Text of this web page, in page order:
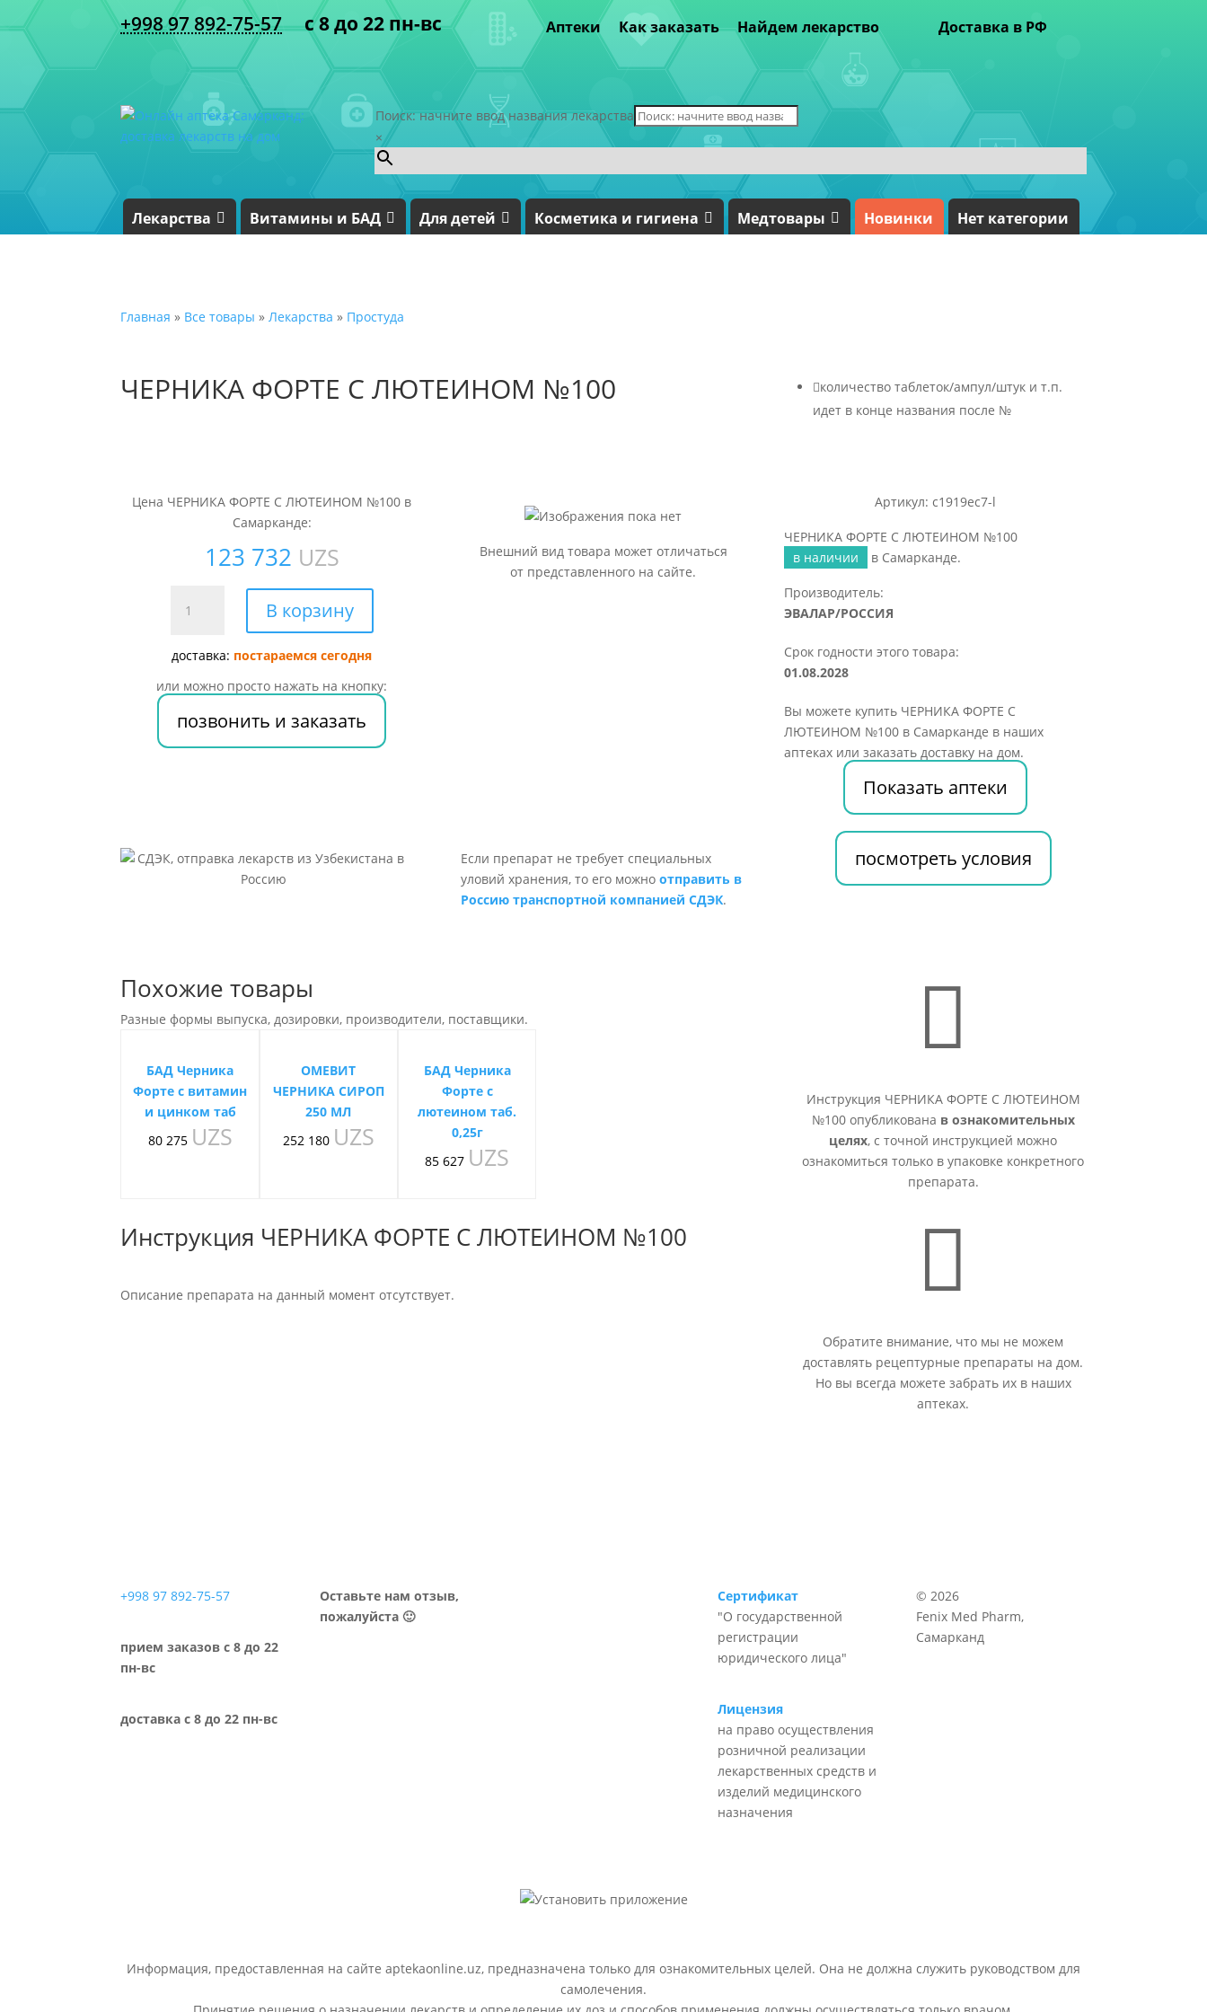
+998 97 892-75-57 с 8 до 22 пн-вс Аптеки Как заказать Найдем лекарство Доставка в РФ
Поиск: начните ввод названия лекарства
×
Лекарства Витамины и БАД Для детей Косметика и гигиена Медтовары Новинки Нет категории
Главная » Все товары » Лекарства » Простуда
ЧЕРНИКА ФОРТЕ С ЛЮТЕИНОМ №100 количество таблеток/ампул/штук и т.п.
идет в конце названия после №
Цена ЧЕРНИКА ФОРТЕ С ЛЮТЕИНОМ №100 в
Самарканде:
123 732 UZS
товара
ФОРТЕ
ЛЮТЕИНОМ
№100
В корзину
доставка: постараемся сегодня
или можно просто нажать на кнопку:
позвонить и заказать
Внешний вид товара может отличаться
от представленного на сайте.
Артикул: c1919ec7-l
ЧЕРНИКА ФОРТЕ С ЛЮТЕИНОМ №100
в наличии
в Самарканде.
Производитель:
ЭВАЛАР/РОССИЯ
Срок годности этого товара:
01.08.2028
Вы можете купить ЧЕРНИКА ФОРТЕ С
ЛЮТЕИНОМ №100 в Самарканде в наших
аптеках или заказать доставку на дом.
Показать аптеки
Если препарат не требует специальных
уловий хранения, то его можно отправить в
Россию транспортной компанией СДЭК.
посмотреть условия
Похожие товары
Разные формы выпуска, дозировки, производители, поставщики.
БАД Черника
Форте с витамин
и цинком таб
80 275 UZS
ОМЕВИТ
ЧЕРНИКА СИРОП
250 МЛ
252 180 UZS
БАД Черника
Форте с
лютеином таб.
0,25г
85 627 UZS
Инструкция ЧЕРНИКА ФОРТЕ С ЛЮТЕИНОМ №100
Описание препарата на данный момент отсутствует.

Инструкция ЧЕРНИКА ФОРТЕ С ЛЮТЕИНОМ
№100 опубликована в ознакомительных
целях, с точной инструкцией можно
ознакомиться только в упаковке конкретного
препарата.

Обратите внимание, что мы не можем
доставлять рецептурные препараты на дом.
Но вы всегда можете забрать их в наших
аптеках.
+998 97 892-75-57
прием заказов с 8 до 22
пн-вс
доставка с 8 до 22 пн-вс
Оставьте нам отзыв,
пожалуйста 🙂
Сертификат
"О государственной
регистрации
юридического лица"
Лицензия
на право осуществления
розничной реализации
лекарственных средств и
изделий медицинского
назначения
© 2026
Fenix Med Pharm,
Самарканд
Информация, предоставленная на сайте aptekaonline.uz, предназначена только для ознакомительных целей. Она не должна служить руководством для
самолечения.